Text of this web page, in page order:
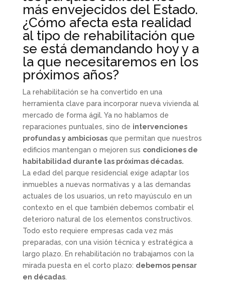
más envejecidos del Estado.
¿Cómo afecta esta realidad
al tipo de rehabilitación que
se está demandando hoy y a
la que necesitaremos en los
próximos años?
La rehabilitación se ha convertido en una
herramienta clave para incorporar nueva vivienda al
mercado de forma ágil. Ya no hablamos de
reparaciones puntuales, sino de intervenciones
profundas y ambiciosasque permitan que nuestros
edificios mantengan o mejoren sus condiciones de
habitabilidad durante las próximas décadas.
La edad del parque residencial exige adaptar los
inmuebles a nuevas normativas y a las demandas
actuales de los usuarios, un reto mayúsculo en un
contexto en el que también debemos combatir el
deterioro natural de los elementos constructivos.
Todo esto requiere empresas cada vez más
preparadas, con una visión técnica y estratégica a
largo plazo. En rehabilitación no trabajamos con la
mirada puesta en el corto plazo: debemos pensar
en décadas.